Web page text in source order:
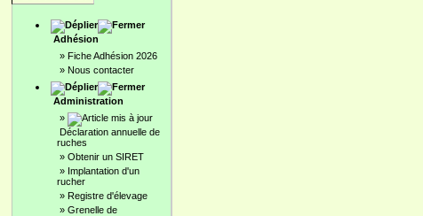
Adhésion
» Fiche Adhésion 2026
» Nous contacter
Administration
»
Déclaration annuelle de
ruches
» Obtenir un SIRET
» Implantation d'un
rucher
» Registre d'élevage
» Grenelle de